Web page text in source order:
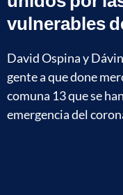
vulnerables
David Ospina y
gente a que done
comuna 13 que se
emergencia del